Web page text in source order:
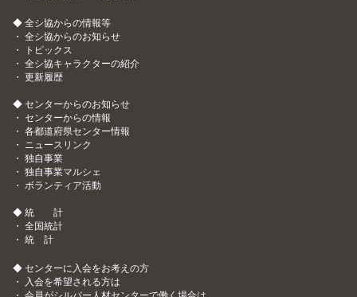
◆ 全シ協からの情報等
・全シ協からのお知らせ
・
トピックス
・全シ協キャラクターの紹介
・更新履歴
◆ センターからのお知らせ
・ センターからの情報
・各都道府県センター情報
・
ニュースリンク
・独自事業
・独自事業マルシェ
・ ボランティア活動
◆ 統 計
・全国統計
・統 計
◆ センターに入会をお考えの方
・
入会を希望される方は